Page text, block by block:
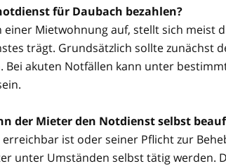
für Daubach bezahlen?
Mietwohnung auf, stellt sich meist
trägt. Grundsätzlich sollte zunächst
akuten Notfällen kann unter
der Mieter den Notdienst selbst
ist oder seiner Pflicht zur
unter Umständen selbst tätig werden.